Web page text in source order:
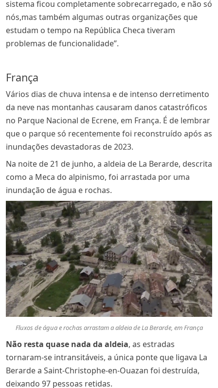
sistema ficou completamente sobrecarregado, e não só
nós,mas também algumas outras organizações que
estudam o tempo na República Checa tiveram
problemas de funcionalidade”.
França
Vários dias de chuva intensa e de intenso derretimento
da neve nas montanhas causaram danos catastróficos
no Parque Nacional de Ecrene, em França. É de lembrar
que o parque só recentemente foi reconstruído após as
inundações devastadoras de 2023.
Na noite de 21 de junho, a aldeia de La Berarde, descrita
como a Meca do alpinismo, foi arrastada por uma
inundação de água e rochas.
Fluxos de água e rochas arrastam a aldeia de La Berarde, em França
Não resta quase nada da aldeia, as estradas
tornaram-se intransitáveis, a única ponte que ligava La
Berarde a Saint-Christophe-en-Ouazan foi destruída,
deixando 97 pessoas retidas.